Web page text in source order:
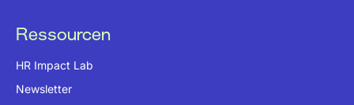
Ressourcen
HR Impact Lab
Newsletter